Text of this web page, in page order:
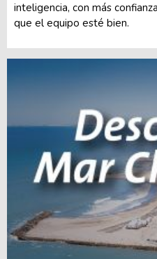
inteligencia, con más
que el equipo esté bien.